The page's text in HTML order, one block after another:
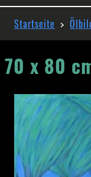
Startseite
70 x 80